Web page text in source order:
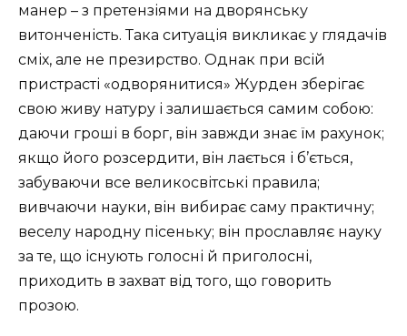
манер – з претензіями на дворянську
витонченість. Така ситуація викликає у глядачів
сміх, але не презирство. Однак при всій
пристрасті «одворянитися» Журден зберігає
свою живу натуру і залишається самим собою:
даючи гроші в борг, він завжди знає їм рахунок;
якщо його розсердити, він лається і б’ється,
забуваючи все великосвітські правила;
вивчаючи науки, він вибирає саму практичну;
веселу народну пісеньку; він прославляє науку
за те, що існують голосні й приголосні,
приходить в захват від того, що говорить
прозою.